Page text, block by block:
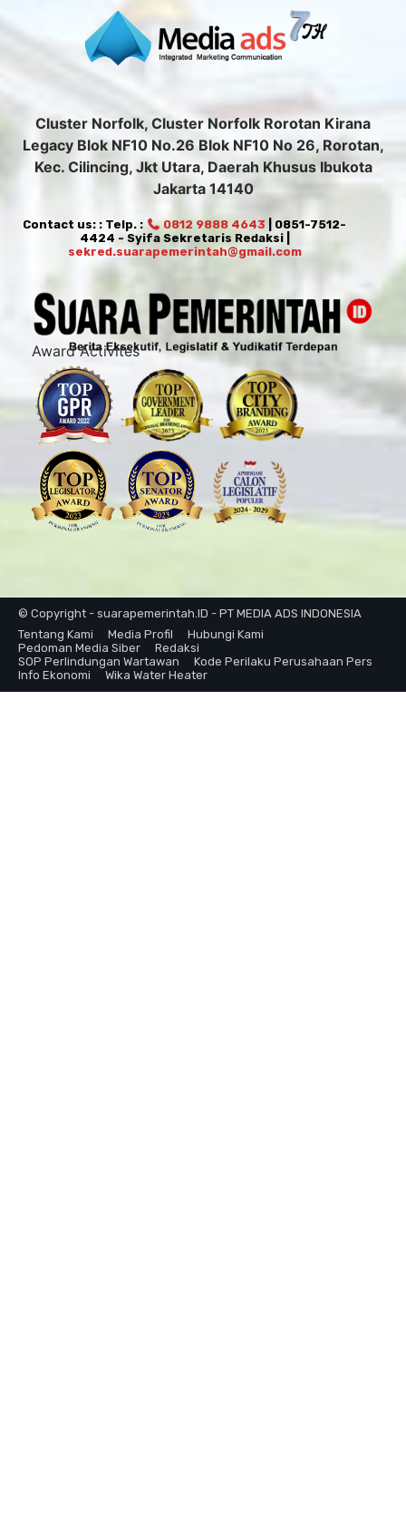
Cluster Norfolk, Cluster Norfolk Rorotan Kirana
Legacy Blok NF10 No.26 Blok NF10 No 26, Rorotan,
Kec. Cilincing, Jkt Utara, Daerah Khusus Ibukota
Jakarta 14140
Contact us: : Telp. : 0812 9888 4643 | 0851-7512-
4424 - Syifa Sekretaris Redaksi |
sekred.suarapemerintah@gmail.com
Award Activites
© Copyright - suarapemerintah.ID - PT MEDIA ADS INDONESIA
Tentang Kami
Media Profil
Hubungi Kami
Pedoman Media Siber
Redaksi
SOP Perlindungan Wartawan
Kode Perilaku Perusahaan Pers
Info Ekonomi
Wika Water Heater